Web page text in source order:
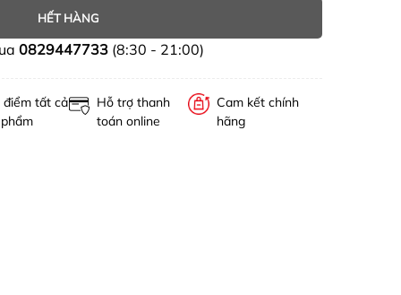
HẾT HÀNG
0829447733(8:30 - 21:00)
điểm tất cả
Hỗ trợ thanh
toán online
Cam kết chính
hãng